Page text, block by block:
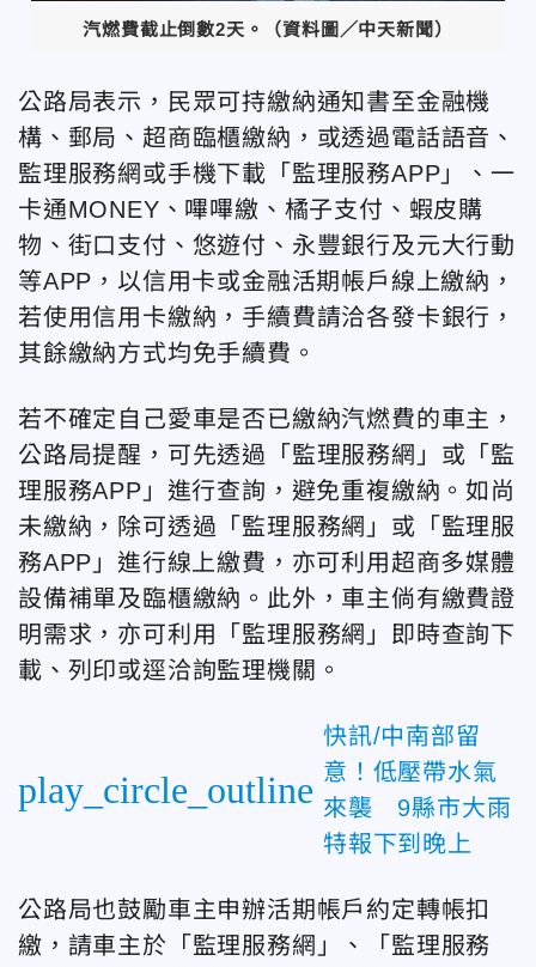
汽燃費截止倒數2天。（資料圖／中天新聞）
公路局表示，民眾可持繳納通知書至金融機
構、郵局、超商臨櫃繳納，或透過電話語音、
監理服務網或手機下載「監理服務APP」、一
卡通MONEY、嗶嗶繳、橘子支付、蝦皮購
物、街口支付、悠遊付、永豐銀行及元大行動
等APP，以信用卡或金融活期帳戶線上繳納，
若使用信用卡繳納，手續費請洽各發卡銀行，
其餘繳納方式均免手續費。
若不確定自己愛車是否已繳納汽燃費的車主，
公路局提醒，可先透過「監理服務網」或「監
理服務APP」進行查詢，避免重複繳納。如尚
未繳納，除可透過「監理服務網」或「監理服
務APP」進行線上繳費，亦可利用超商多媒體
設備補單及臨櫃繳納。此外，車主倘有繳費證
明需求，亦可利用「監理服務網」即時查詢下
載、列印或逕洽詢監理機關。
play_circle_outline
快訊/中南部留
意！低壓帶水氣
來襲 9縣市大雨
特報下到晚上
公路局也鼓勵車主申辦活期帳戶約定轉帳扣
繳，請車主於「監理服務網」、「監理服務